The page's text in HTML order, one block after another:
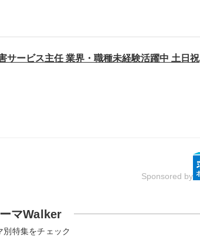
サービス主任 業界・職種未経験活躍中 土日祝
Sponsored by
マWalker
別特集をチェック